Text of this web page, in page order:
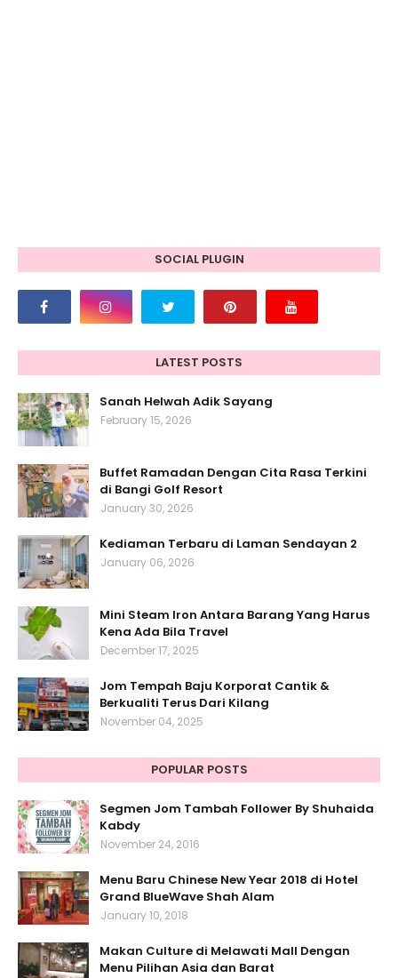
SOCIAL PLUGIN
LATEST POSTS
Sanah Helwah Adik Sayang
February 15, 2026
Buffet Ramadan Dengan Cita Rasa Terkini
di Bangi Golf Resort
January 30, 2026
Kediaman Terbaru di Laman Sendayan 2
January 06, 2026
Mini Steam Iron Antara Barang Yang Harus
Kena Ada Bila Travel
December 17, 2025
Jom Tempah Baju Korporat Cantik &
Berkualiti Terus Dari Kilang
November 04, 2025
POPULAR POSTS
Segmen Jom Tambah Follower By Shuhaida
Kabdy
November 24, 2016
Menu Baru Chinese New Year 2018 di Hotel
Grand BlueWave Shah Alam
January 10, 2018
Makan Culture di Melawati Mall Dengan
Menu Pilihan Asia dan Barat